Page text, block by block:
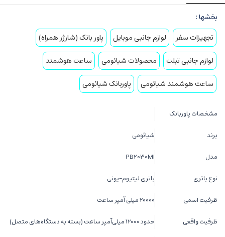
بخشها :
تجهیزات سفر
لوازم جانبی موبایل
پاور بانک (شارژر همراه)
لوازم جانبی تبلت
محصولات شیائومی
ساعت هوشمند
ساعت هوشمند شیائومی
پاوربانک شیائومی
مشخصات پاوربانک
برند شیائومی
مدل PB2030MI
نوع باتری باتری لیتیوم-یونی
ظرفیت اسمی 20000 میلی آمپر ساعت
ظرفیت واقعی حدود 12000 میلی‌آمپر ساعت (بسته به دستگاه‌های متصل)